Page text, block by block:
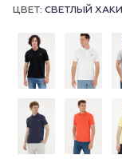
ЦВЕТ: СВЕТЛЫЙ ХАКИ